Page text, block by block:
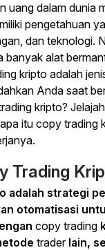
uang dalam dunia
pengetahuan
dan teknologi.
banyak alat
kripto adalah
Anda saat
kripto?
itu copy trading
Trading
adalah strategi
otomatisasi
copy trading
traderlain,